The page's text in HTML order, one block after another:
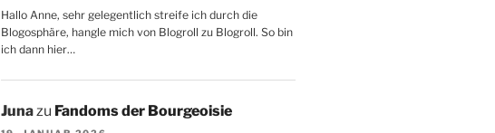
Hallo Anne, sehr gelegentlich streife ich durch die
Blogosphäre, hangle mich von Blogroll zu Blogroll. So bin
ich dann hier…
Junazu Fandoms der Bourgeoisie